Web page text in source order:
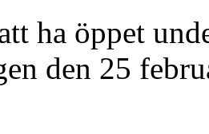
ha öppet
den 25